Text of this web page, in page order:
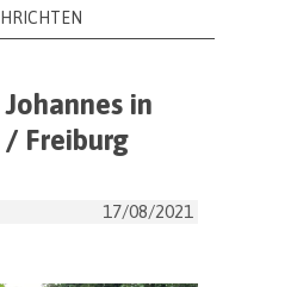
in
Freiburg
17/08/2021